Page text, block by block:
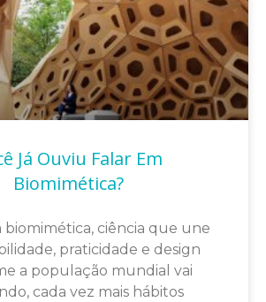
Já Ouviu Falar Em
Biomimética?
biomimética, ciência que une
praticidade e design
a população mundial vai
cada vez mais hábitos